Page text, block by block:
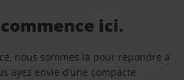
ici.
nous sommes là pour répondre à
ayez envie d’une compacte